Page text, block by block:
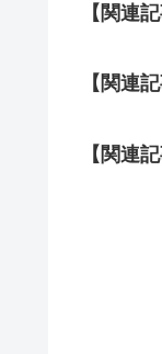
【関連記
【関連記
【関連記